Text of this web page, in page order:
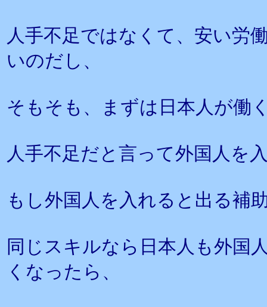
人手不足ではなくて、安い労
いのだし、
そもそも、まずは日本人が働
人手不足だと言って外国人を
もし外国人を入れると出る補
同じスキルなら日本人も外国
くなったら、